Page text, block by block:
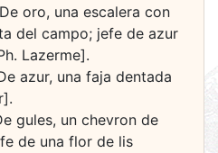
oro, una escalera con
del campo; jefe de azur
Lazerme].
azur, una faja dentada
gules, un chevron de
de una flor de lis